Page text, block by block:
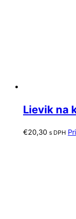
Lievik na
€20,30 s DPH